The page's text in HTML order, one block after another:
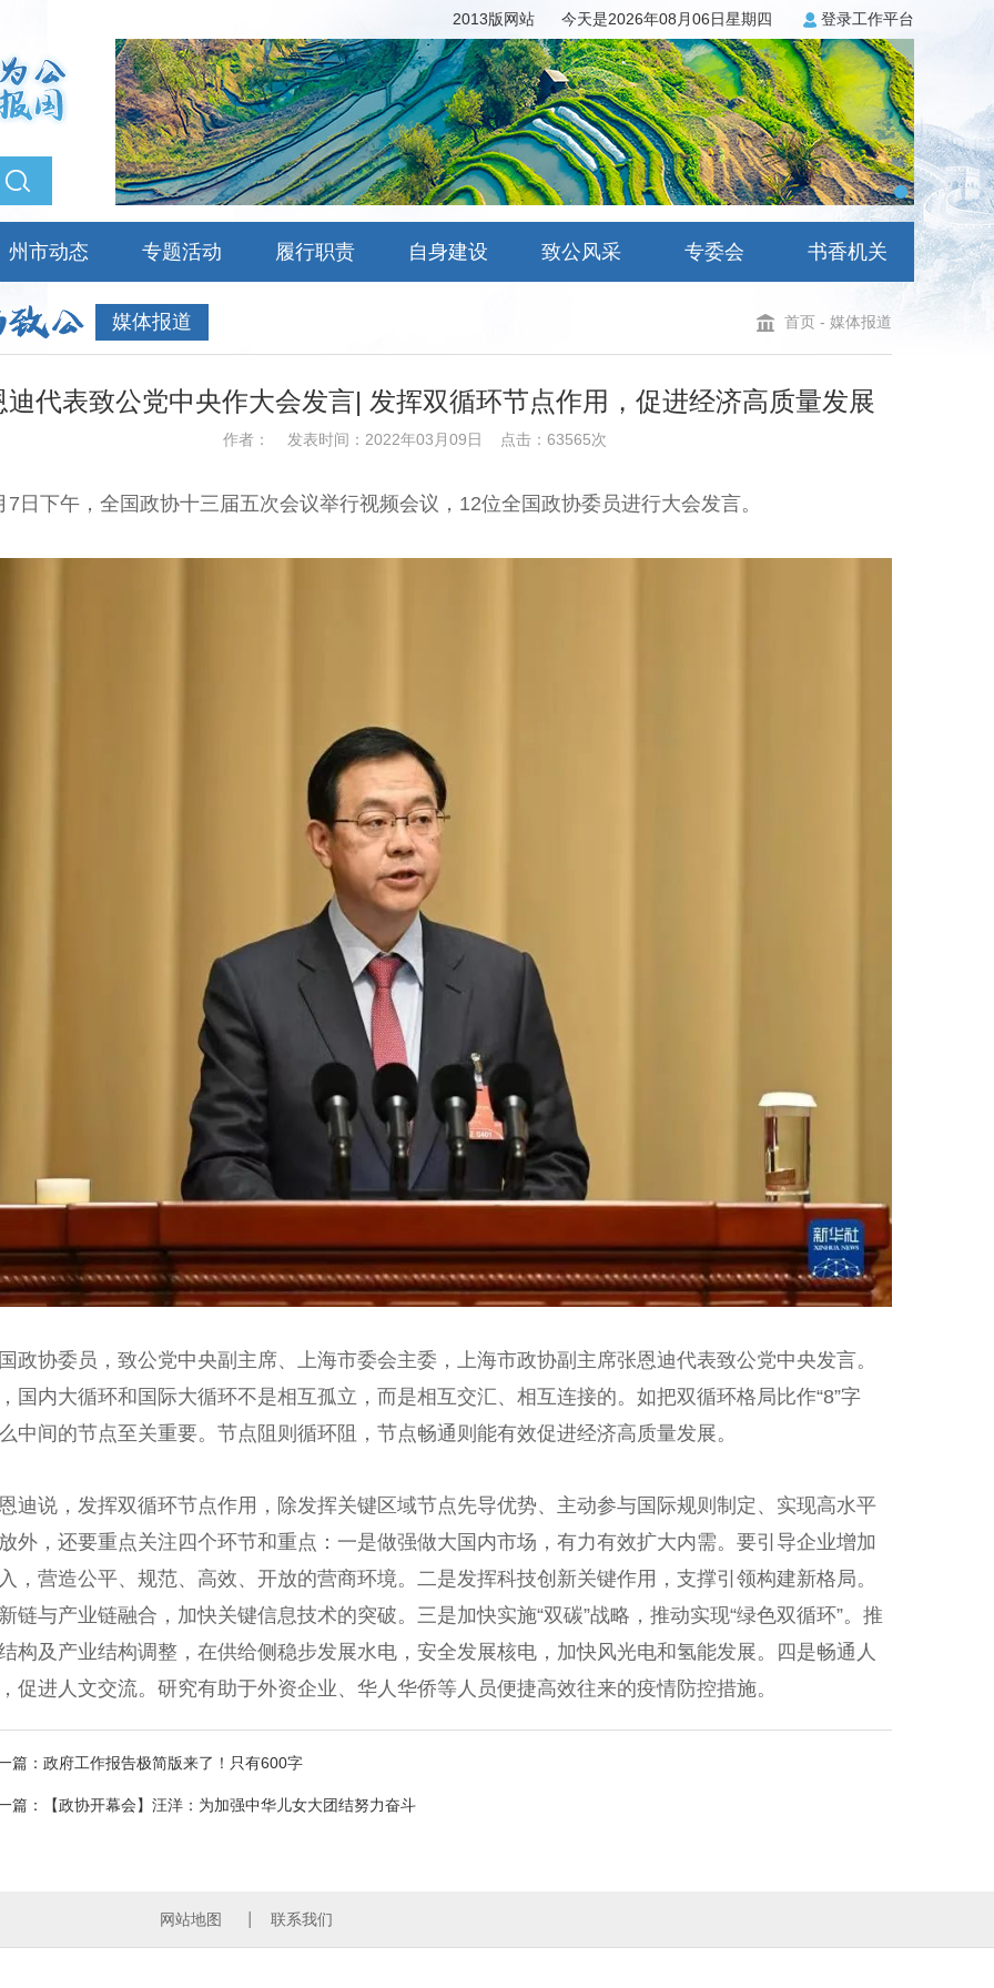
2013版网站 今天是2026年08月06日星期四 登录工作平台
州市动态 专题活动 履行职责 自身建设 致公风采 专委会 书香机关
媒体报道 首页 - 媒体报道
迪代表致公党中央作大会发言| 发挥双循环节点作用，促进经济高质量发展
作者： 发表时间：2022年03月09日 点击：63565次
下午，全国政协十三届五次会议举行视频会议，12位全国政协委员进行大会发言。
委员，致公党中央副主席、上海市委会主委，上海市政协副主席张恩迪代表致公党中央发言。
国内大循环和国际大循环不是相互孤立，而是相互交汇、相互连接的。如把双循环格局比作“8”字
中间的节点至关重要。节点阻则循环阻，节点畅通则能有效促进经济高质量发展。
，发挥双循环节点作用，除发挥关键区域节点先导优势、主动参与国际规则制定、实现高水平
外，还要重点关注四个环节和重点：一是做强做大国内市场，有力有效扩大内需。要引导企业增加
，营造公平、规范、高效、开放的营商环境。二是发挥科技创新关键作用，支撑引领构建新格局。
链与产业链融合，加快关键信息技术的突破。三是加快实施“双碳”战略，推动实现“绿色双循环”。推
构及产业结构调整，在供给侧稳步发展水电，安全发展核电，加快风光电和氢能发展。四是畅通人
促进人文交流。研究有助于外资企业、华人华侨等人员便捷高效往来的疫情防控措施。
篇：政府工作报告极简版来了！只有600字
篇：【政协开幕会】汪洋：为加强中华儿女大团结努力奋斗
网站地图 联系我们